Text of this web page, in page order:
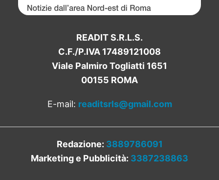
READIT S.R.L.S.
C.F./P.IVA 17489121008
Viale Palmiro Togliatti 1651
00155 ROMA
E-mail: readitsrls@gmail.com
Redazione: 3889786091
Marketing e Pubblicità: 3387238863